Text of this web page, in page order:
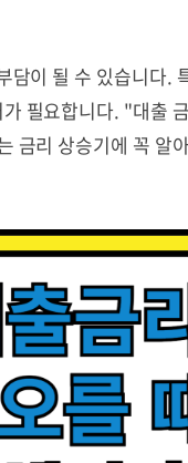
담이 될 수 있습니다.
필요합니다. "대출
금리 상승기에 꼭 알